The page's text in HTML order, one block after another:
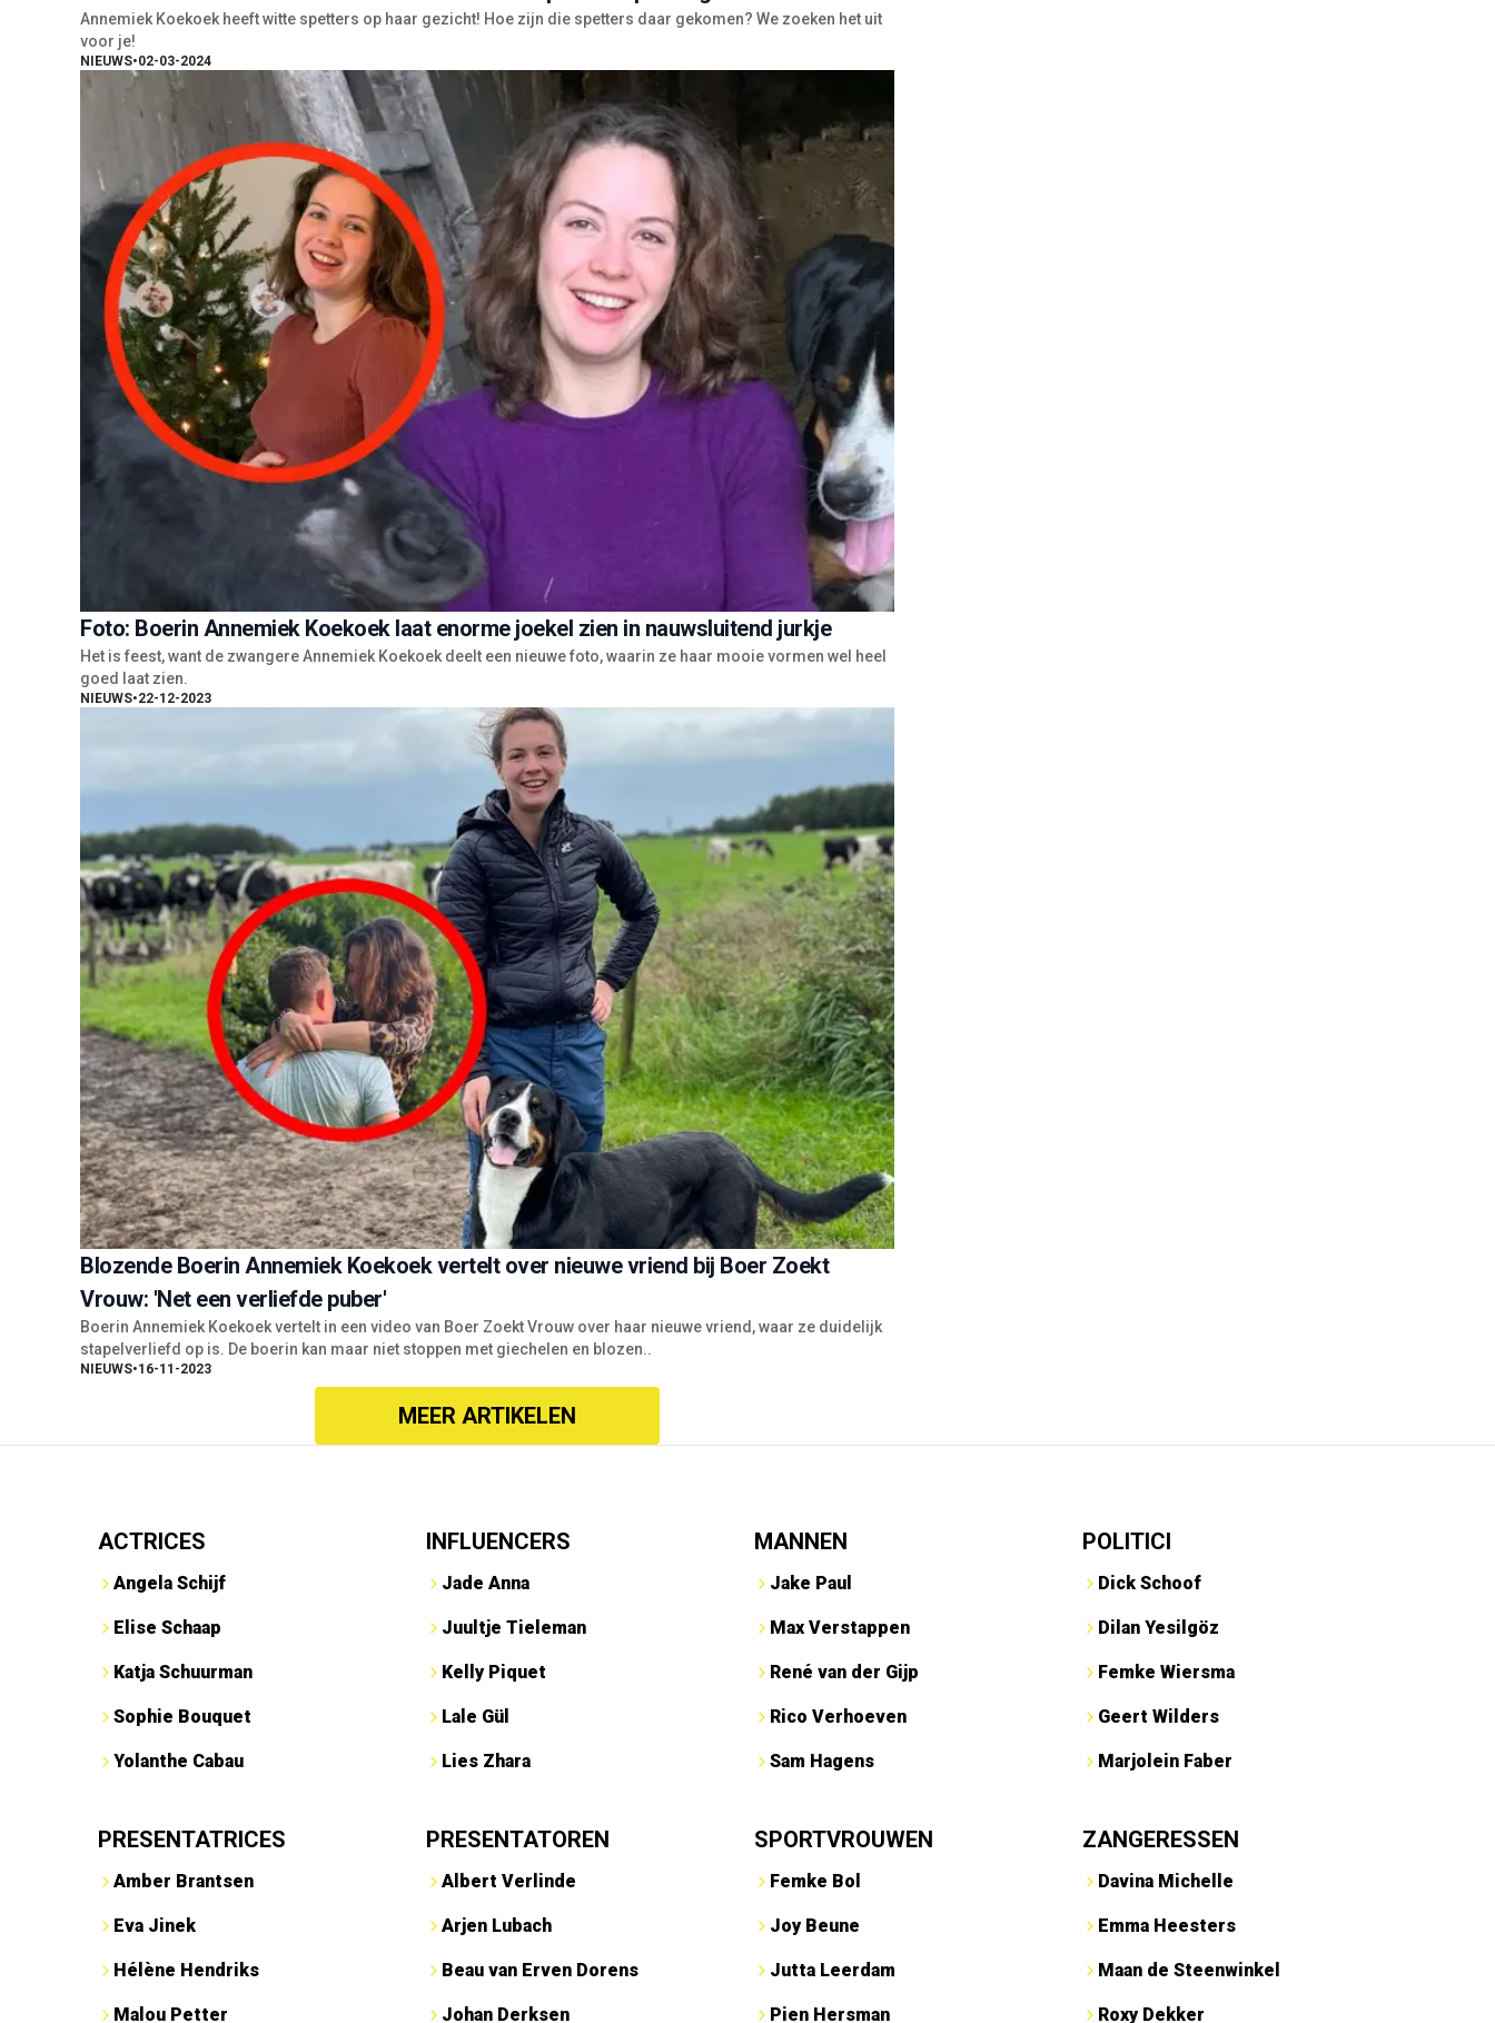
Annemiek Koekoek heeft witte spetters op haar gezicht! Hoe zijn die spetters daar gekomen? We zoeken het uit
voor je!
NIEUWS•02-03-2024
Foto: Boerin Annemiek Koekoek laat enorme joekel zien in nauwsluitend jurkje
Het is feest, want de zwangere Annemiek Koekoek deelt een nieuwe foto, waarin ze haar mooie vormen wel heel
goed laat zien.
NIEUWS•22-12-2023
Blozende Boerin Annemiek Koekoek vertelt over nieuwe vriend bij Boer Zoekt
Vrouw: 'Net een verliefde puber'
Boerin Annemiek Koekoek vertelt in een video van Boer Zoekt Vrouw over haar nieuwe vriend, waar ze duidelijk
stapelverliefd op is. De boerin kan maar niet stoppen met giechelen en blozen..
NIEUWS•16-11-2023
MEER ARTIKELEN
ACTRICES
Angela Schijf
Elise Schaap
Katja Schuurman
Sophie Bouquet
Yolanthe Cabau
INFLUENCERS
Jade Anna
Juultje Tieleman
Kelly Piquet
Lale Gül
Lies Zhara
MANNEN
Jake Paul
Max Verstappen
René van der Gijp
Rico Verhoeven
Sam Hagens
POLITICI
Dick Schoof
Dilan Yesilgöz
Femke Wiersma
Geert Wilders
Marjolein Faber
PRESENTATRICES
Amber Brantsen
Eva Jinek
Hélène Hendriks
Malou Petter
PRESENTATOREN
Albert Verlinde
Arjen Lubach
Beau van Erven Dorens
Johan Derksen
SPORTVROUWEN
Femke Bol
Joy Beune
Jutta Leerdam
Pien Hersman
ZANGERESSEN
Davina Michelle
Emma Heesters
Maan de Steenwinkel
Roxy Dekker